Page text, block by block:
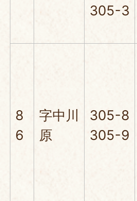
305-3
8
6
字中川
原
305-8
305-9